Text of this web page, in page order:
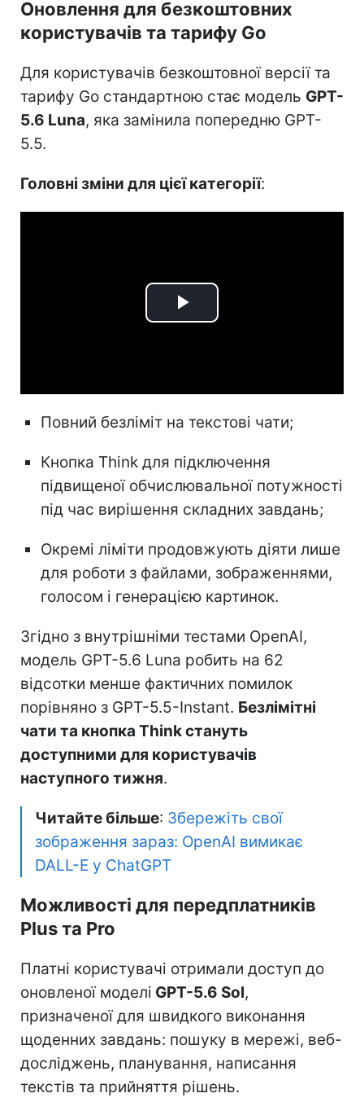
Оновлення для безкоштовних
користувачів та тарифу Go
Для користувачів безкоштовної версії та
тарифу Go стандартною стає модель GPT-
5.6 Luna, яка замінила попередню GPT-
5.5.
Головні зміни для цієї категорії:
Play
Повний безліміт на текстові чати;
Кнопка Think для підключення
підвищеної обчислювальної потужності
під час вирішення складних завдань;
Окремі ліміти продовжують діяти лише
для роботи з файлами, зображеннями,
голосом і генерацією картинок.
Згідно з внутрішніми тестами OpenAI,
модель GPT-5.6 Luna робить на 62
відсотки менше фактичних помилок
порівняно з GPT-5.5-Instant. Безлімітні
чати та кнопка Think стануть
доступними для користувачів
наступного тижня.
Читайте більше: Збережіть свої
зображення зараз: OpenAI вимикає
DALL-E у ChatGPT
Можливості для передплатників
Plus та Pro
Платні користувачі отримали доступ до
оновленої моделі GPT-5.6 Sol,
призначеної для швидкого виконання
щоденних завдань: пошуку в мережі, веб-
досліджень, планування, написання
текстів та прийняття рішень.